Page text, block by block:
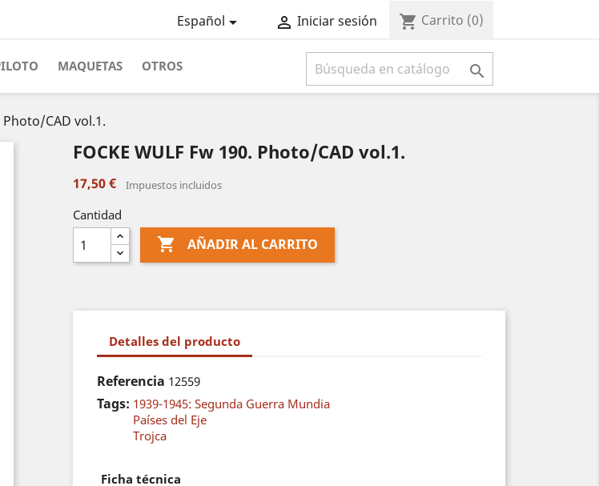
Español  Iniciar sesión shopping_cart Carrito (0)
MAQUETAS OTROS 
Photo/CAD vol.1.
FOCKE WULF Fw 190. Photo/CAD vol.1.
17,50 € Impuestos incluidos
Cantidad
 AÑADIR AL CARRITO
Detalles del producto
Referencia 12559
Tags: 1939-1945: Segunda Guerra Mundia
Países del Eje
Trojca
Ficha técnica